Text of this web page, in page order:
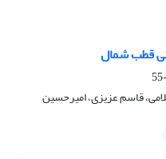
قطب شمال
قاسم عزیزی، امیرحسین